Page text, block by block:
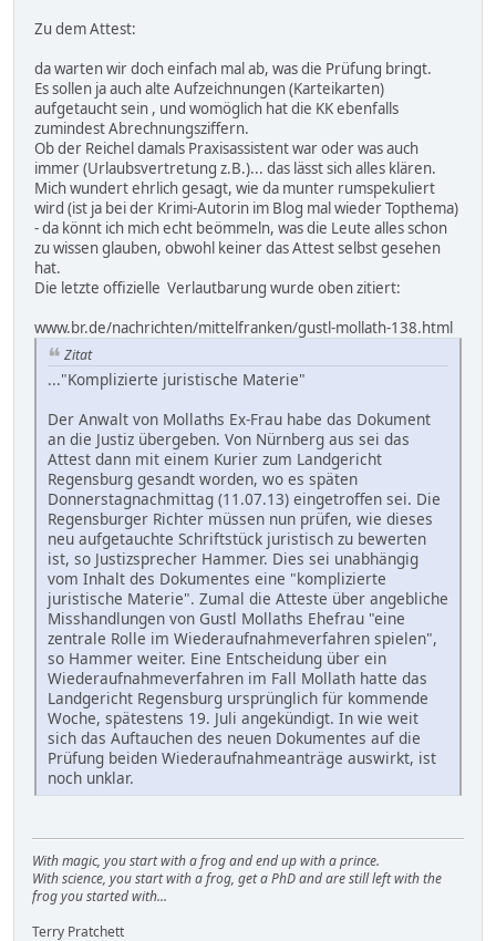
Zu dem Attest:
da warten wir doch einfach mal ab, was die Prüfung bringt.
Es sollen ja auch alte Aufzeichnungen (Karteikarten)
aufgetaucht sein , und womöglich hat die KK ebenfalls
zumindest Abrechnungsziffern.
Ob der Reichel damals Praxisassistent war oder was auch
immer (Urlaubsvertretung z.B.)... das lässt sich alles klären.
Mich wundert ehrlich gesagt, wie da munter rumspekuliert
wird (ist ja bei der Krimi-Autorin im Blog mal wieder Topthema)
- da könnt ich mich echt beömmeln, was die Leute alles schon
zu wissen glauben, obwohl keiner das Attest selbst gesehen
hat.
Die letzte offizielle Verlautbarung wurde oben zitiert:
www.br.de/nachrichten/mittelfranken/gustl-mollath-138.html
Zitat
..."Komplizierte juristische Materie"
Der Anwalt von Mollaths Ex-Frau habe das Dokument
an die Justiz übergeben. Von Nürnberg aus sei das
Attest dann mit einem Kurier zum Landgericht
Regensburg gesandt worden, wo es späten
Donnerstagnachmittag (11.07.13) eingetroffen sei. Die
Regensburger Richter müssen nun prüfen, wie dieses
neu aufgetauchte Schriftstück juristisch zu bewerten
ist, so Justizsprecher Hammer. Dies sei unabhängig
vom Inhalt des Dokumentes eine "komplizierte
juristische Materie". Zumal die Atteste über angebliche
Misshandlungen von Gustl Mollaths Ehefrau "eine
zentrale Rolle im Wiederaufnahmeverfahren spielen",
so Hammer weiter. Eine Entscheidung über ein
Wiederaufnahmeverfahren im Fall Mollath hatte das
Landgericht Regensburg ursprünglich für kommende
Woche, spätestens 19. Juli angekündigt. In wie weit
sich das Auftauchen des neuen Dokumentes auf die
Prüfung beiden Wiederaufnahmeanträge auswirkt, ist
noch unklar.
With magic, you start with a frog and end up with a prince.
With science, you start with a frog, get a PhD and are still left with the
frog you started with...
Terry Pratchett